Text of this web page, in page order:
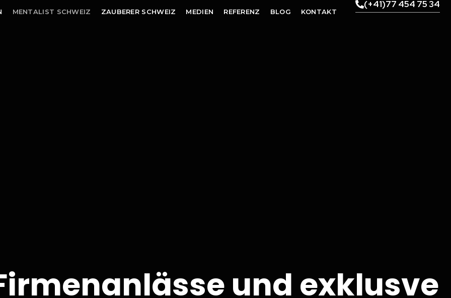
MENTALIST SCHWEIZ ZAUBERER SCHWEIZ MEDIEN REFERENZ BLOG KONTAKT
(+41)77 454 75 34
und exklusve